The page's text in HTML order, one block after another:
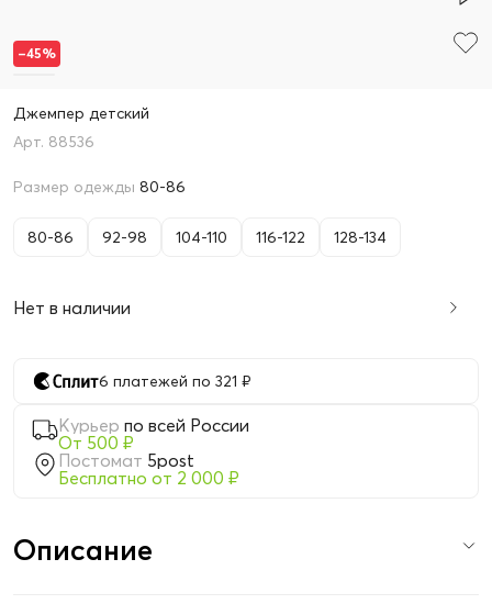
Джемпер детский
88536
Размер одежды 80-86
80-86 92-98 104-110 116-122 128-134
Нет в наличии
6 платежей по 321 ₽
Курьер по всей России
От 500 ₽
Постомат 5post
Бесплатно от 2 000 ₽
–45%
Описание